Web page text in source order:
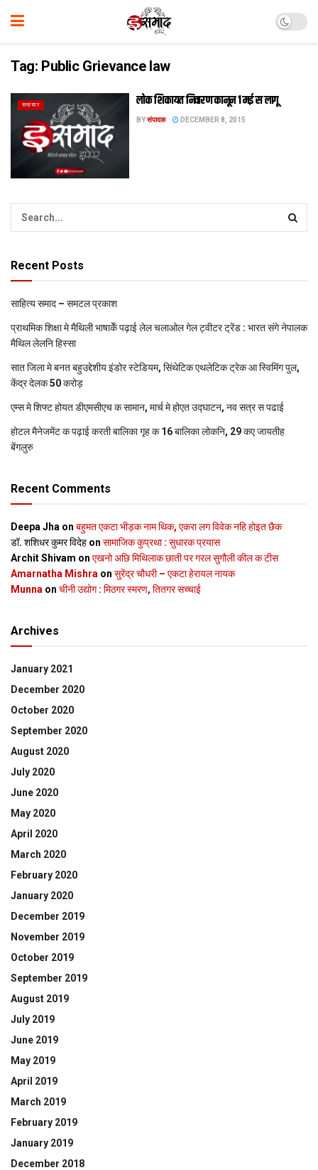
Tag: Public Grievance law
समाचार लोक शिकायत निवारण कानून 1 मई स लागू
BYसंपादक DECEMBER 8, 2015
Recent Posts
साहित्य समाद – समटल प्रकाश
प्राथमिक शि‍क्षा मे मैथि‍ली भाषाकेँ पढ़ाई लेल चलाओल गेल ट्वीटर ट्रेंड : भारत संगे नेपालक
मैथिल लेलनि हिस्सा
सात जिला मे बनत बहुउद्देशीय इंडोर स्‍टेडि‍यम, सिंथेटिक एथलेटिक ट्रेक आ स्विमिंग पुल,
केंद्र देलक 50 करोड़
एम्स मे शिफ्ट होयत डीएमसीएच क सामान, मार्च मे होएत उद्घाटन, नव सत्र स पढाई
होटल मैनेजमेंट क पढ़ाई करती बालिका गृह क 16 बालिका लोकनि, 29 कए जायतीह
बेंगलुरु
Recent Comments
Deepa Jha on बहुमत एकटा भीड़क नाम थिक, एकरा लग विवेक नहि होइत छैक
डॉ. शशिधर कुमर विदेह on सामाजिक कुप्रथा : सुधारक प्रयास
Archit Shivam on एखनो अछि मिथिलाक छाती पर गरल सुगौली कील क टीस
Amarnatha Mishra on सुरेंद्र चौधरी – एकटा हेरायल नायक
Munna on चीनी उद्योग : मिठगर स्‍मरण, तितगर सच्‍चाई
Archives
January 2021
December 2020
October 2020
September 2020
August 2020
July 2020
June 2020
May 2020
April 2020
March 2020
February 2020
January 2020
December 2019
November 2019
October 2019
September 2019
August 2019
July 2019
June 2019
May 2019
April 2019
March 2019
February 2019
January 2019
December 2018